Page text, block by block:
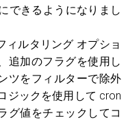
できるようになりまし
ィルタリング オプショ
追加のフラグを使用し
ツをフィルターで除外
ジックを使用して cron
グ値をチェックしてコ